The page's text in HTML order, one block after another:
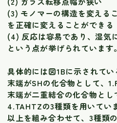
(3) モノマーの構造を変える
を正確に変えることができる
(4) 反応は容易であり、湿気
という点が挙げられています。
具体的には図1Bに示されてい
末端がSHの化合物として、
末端が二重結合の化合物とし
4.TAHTZの3種類を用いてい
以上を組み合わせて、3種類